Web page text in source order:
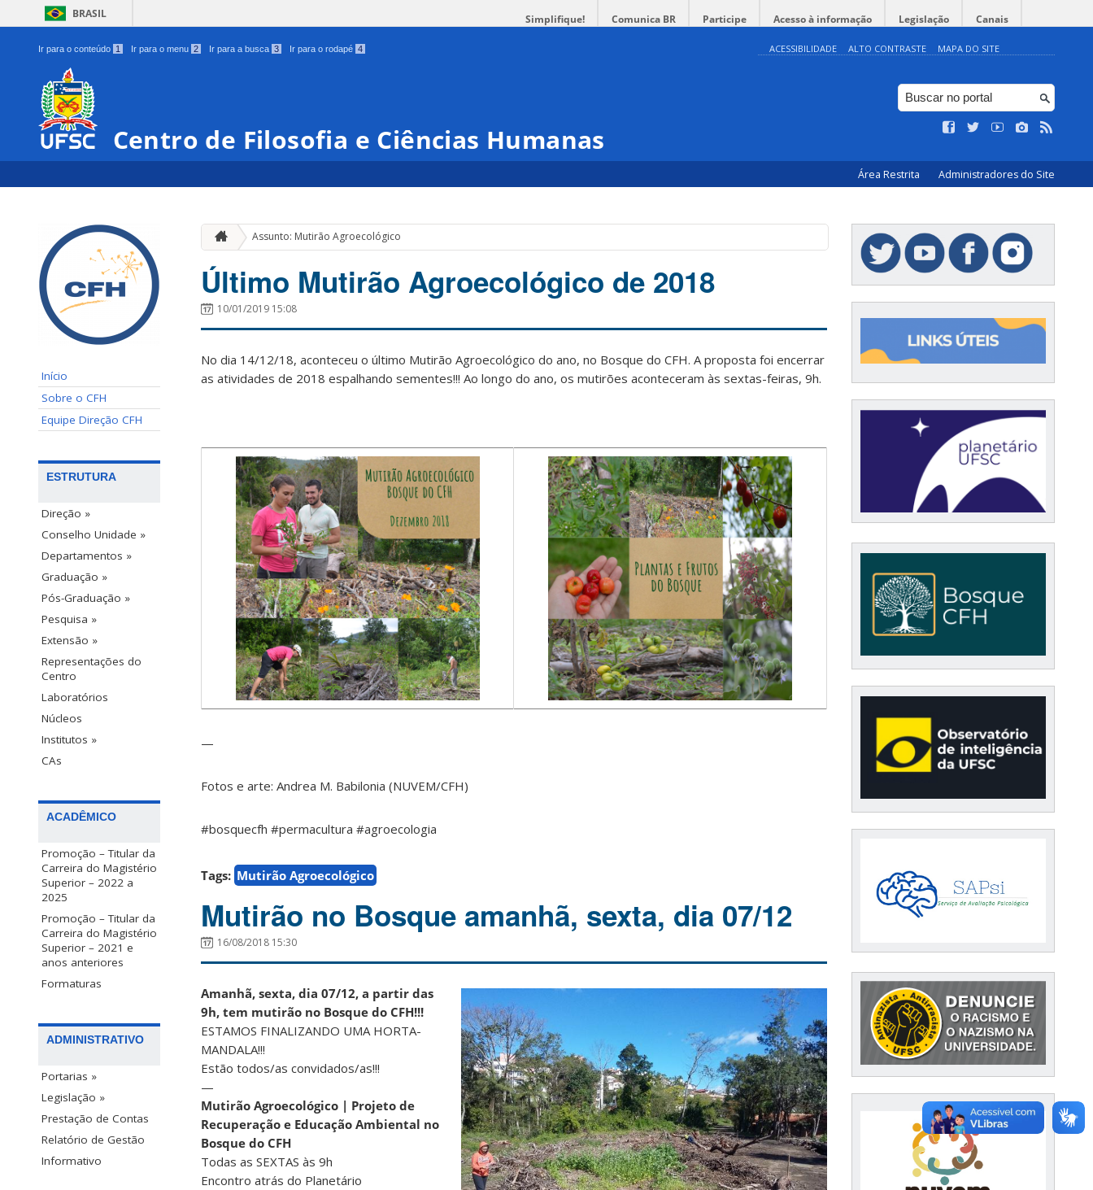
BRASIL Simplifique! Comunica BR Participe Acesso à informação Legislação Canais
Ir para o conteúdo 1 Ir para o menu 2 Ir para a busca 3 Ir para o rodapé 4 ACESSIBILIDADE ALTO CONTRASTE MAPA DO SITE
Centro de Filosofia e Ciências Humanas
Área Restrita Administradores do Site
Início
Sobre o CFH
Equipe Direção CFH
ESTRUTURA
Direção »
Conselho Unidade »
Departamentos »
Graduação »
Pós-Graduação »
Pesquisa »
Extensão »
Representações do
Centro
Laboratórios
Núcleos
Institutos »
CAs
ACADÊMICO
Promoção – Titular da
Carreira do Magistério
Superior – 2022 a
2025
Promoção – Titular da
Carreira do Magistério
Superior – 2021 e
anos anteriores
Formaturas
ADMINISTRATIVO
Portarias »
Legislação »
Prestação de Contas
Relatório de Gestão
Informativo
Assunto: Mutirão Agroecológico
Último Mutirão Agroecológico de 2018
10/01/2019 15:08
No dia 14/12/18, aconteceu o último Mutirão Agroecológico do ano, no Bosque do CFH. A proposta foi encerrar
as atividades de 2018 espalhando sementes!!! Ao longo do ano, os mutirões aconteceram às sextas-feiras, 9h.
—
Fotos e arte: Andrea M. Babilonia (NUVEM/CFH)
#bosquecfh #permacultura #agroecologia
Tags: Mutirão Agroecológico
Mutirão no Bosque amanhã, sexta, dia 07/12
16/08/2018 15:30
Amanhã, sexta, dia 07/12, a partir das
9h, tem mutirão no Bosque do CFH!!!
ESTAMOS FINALIZANDO UMA HORTA-
MANDALA!!!
Estão todos/as convidados/as!!!
—
Mutirão Agroecológico | Projeto de
Recuperação e Educação Ambiental no
Bosque do CFH
Todas as SEXTAS às 9h
Encontro atrás do Planetário